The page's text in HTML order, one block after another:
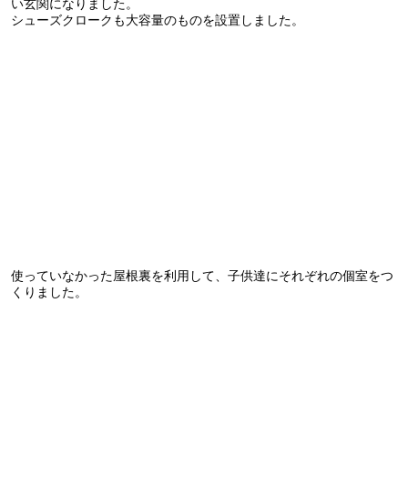
い玄関になりました。
シューズクロークも大容量のものを設置しました。
使っていなかった屋根裏を利用して、子供達にそれぞれの個室をつ
くりました。